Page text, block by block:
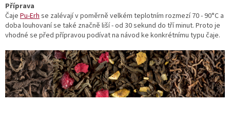
Příprava
Čaje Pu-Erh se zalévají v poměrně velkém teplotním rozmezí 70 - 90°C a
doba louhovaní se také značně liší - od 30 sekund do tří minut. Proto je
vhodné se před přípravou podívat na návod ke konkrétnímu typu čaje.